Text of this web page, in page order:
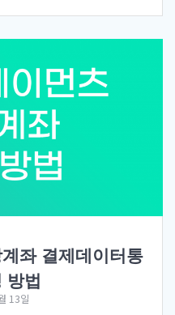
좌 결제데이터통
방법
13일